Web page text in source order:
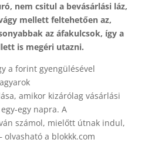
nem csitul a bevásárlási láz,
mellett feltehetően az,
az áfakulcsok, így a
is megéri utazni.
a forint gyengülésével
amikor kizárólag vásárlási
egy napra. A
számol, mielőtt útnak indul,
olvasható a blokkk.com